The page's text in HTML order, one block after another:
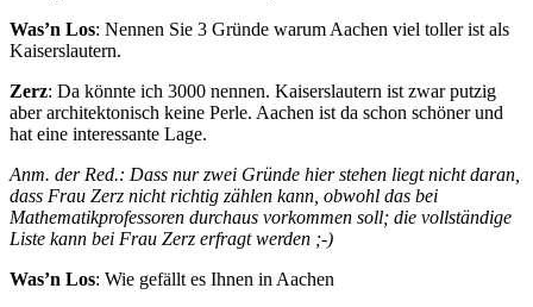
Was’n Los: Nennen Sie 3 Gründe warum Aachen viel toller ist als
Kaiserslautern.
Zerz: Da könnte ich 3000 nennen. Kaiserslautern ist zwar putzig
aber architektonisch keine Perle. Aachen ist da schon schöner und
hat eine interessante Lage.
Anm. der Red.: Dass nur zwei Gründe hier stehen liegt nicht daran,
dass Frau Zerz nicht richtig zählen kann, obwohl das bei
Mathematikprofessoren durchaus vorkommen soll; die vollständige
Liste kann bei Frau Zerz erfragt werden ;-)
Was’n Los: Wie gefällt es Ihnen in Aachen